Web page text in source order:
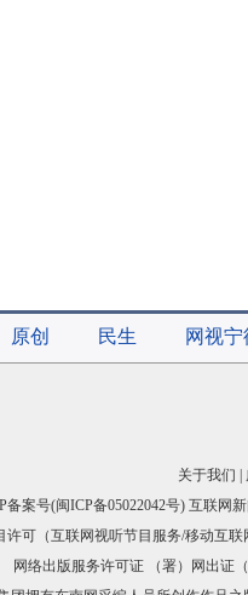
原创 民生 网视宁
关于我们
备案号(闽ICP备05022042号) 互联网
许可（互联网视听节目服务/移动互
网络出版服务许可证 （署）网出证